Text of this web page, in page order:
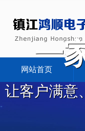
网站首页
一
让客户满意